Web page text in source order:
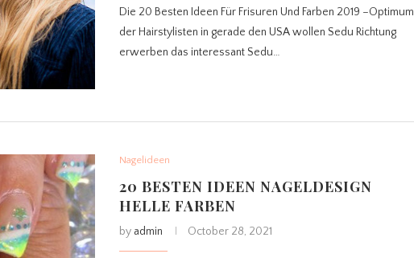
Die 20 Besten Ideen Für Frisuren Und Farben 2019 –Optimum
der Hairstylisten in gerade den USA wollen Sedu Richtung
erwerben das interessant Sedu…
Nagelideen
20 BESTEN IDEEN NAGELDESIGN
HELLE FARBEN
by admin October 28, 2021